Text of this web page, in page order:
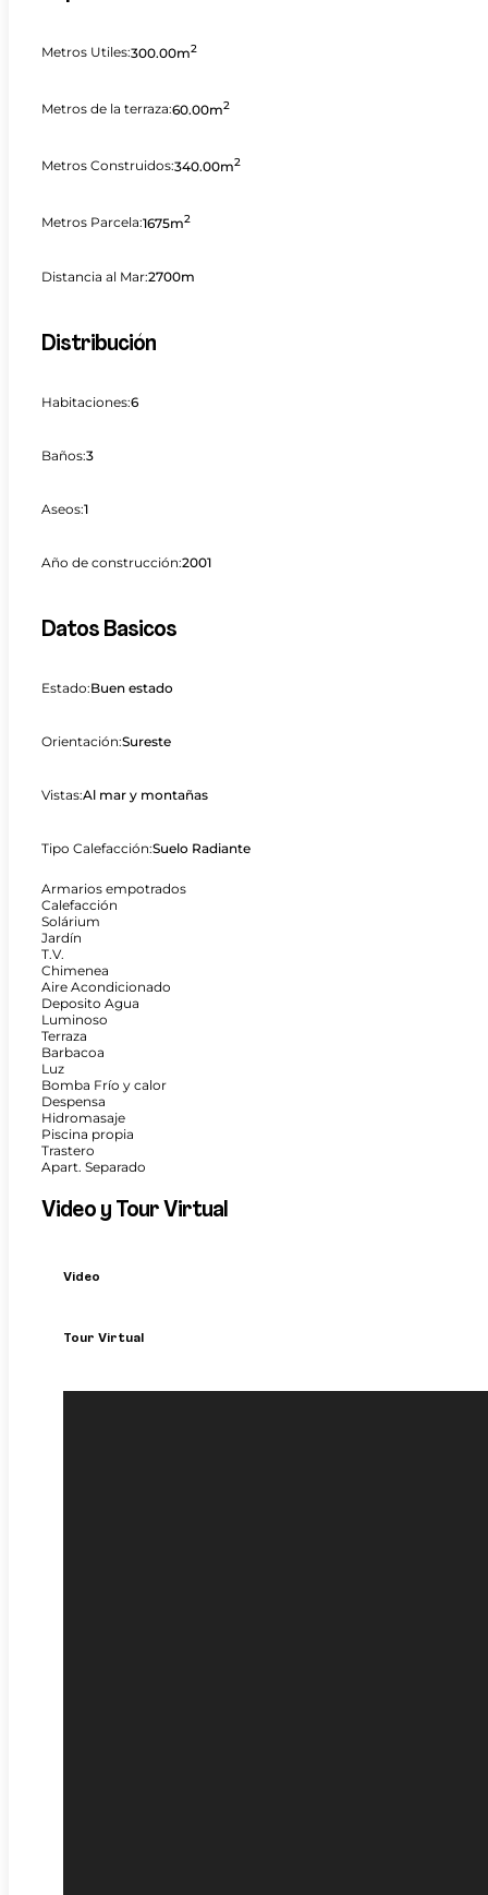
Metros Utiles:300.00m2
Metros de la terraza:60.00m2
Metros Construidos:340.00m2
Metros Parcela:1675m2
Distancia al Mar:2700m
Distribución
Habitaciones:6
Baños:3
Aseos:1
Año de construcción:2001
Datos Basicos
Estado:Buen estado
Orientación:Sureste
Vistas:Al mar y montañas
Tipo Calefacción:Suelo Radiante
Armarios empotrados
Calefacción
Solárium
Jardín
T.V.
Chimenea
Aire Acondicionado
Deposito Agua
Luminoso
Terraza
Barbacoa
Luz
Bomba Frío y calor
Despensa
Hidromasaje
Piscina propia
Trastero
Apart. Separado
Video y Tour Virtual
Video
Tour Virtual